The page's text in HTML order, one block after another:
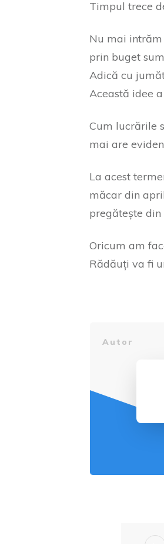
Timpul trece
Nu mai
prin buget
Adică cu
Această idee
Cum lucrările
mai are
La acest
măcar din
pregătește
Oricum am
Rădăuți va fi
Autor